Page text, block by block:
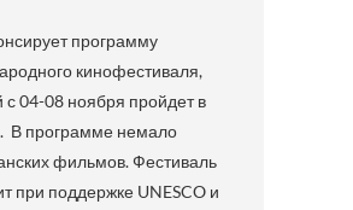
программу
кинофестиваля,
с 04-08 ноября пройдет в
В программе немало
фильмов. Фестиваль
при поддержке UNESCO и